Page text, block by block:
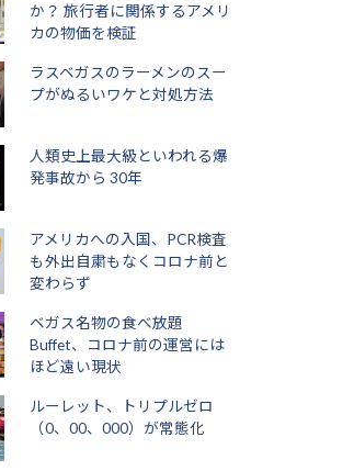
か？ 旅行者に関係するアメリ
カの物価を検証
ラスベガスのラーメンのスー
プがぬるいワケと対処方法
人類史上最大級といわれる爆
発事故から 30年
アメリカへの入国、PCR検査
も外出自粛もなくコロナ前と
変わらず
ベガス名物の食べ放題
Buffet、コロナ前の運営には
ほど遠い現状
ルーレット、トリプルゼロ
（0、00、000）が常態化